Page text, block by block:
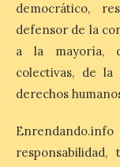
auge de la
planificación:
estancias más
democrático,
defensor de la
a la mayoría,
colectivas, de
derechos
responsabilidad,